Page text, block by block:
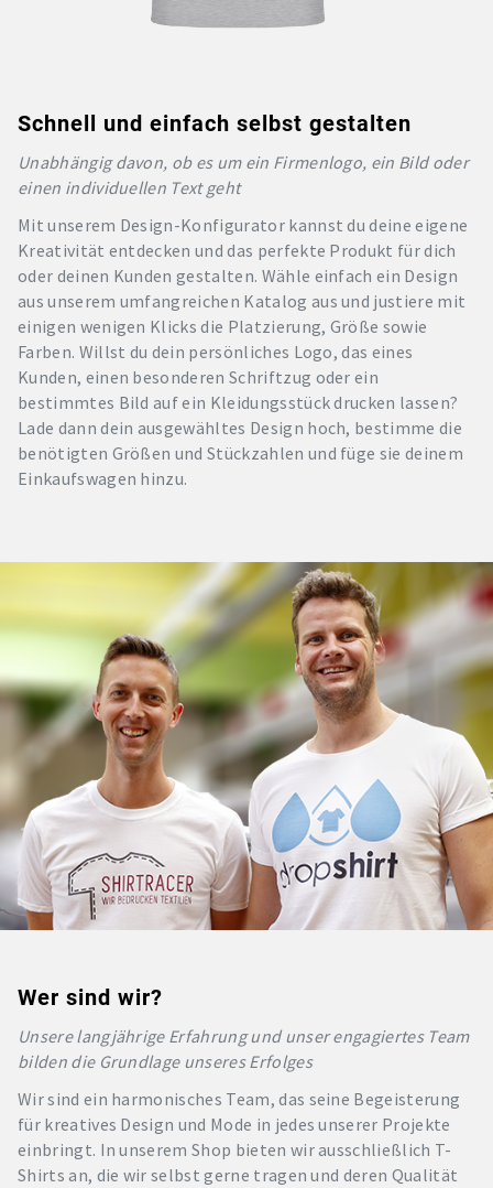
Schnell und einfach selbst gestalten
Unabhängig davon, ob es um ein Firmenlogo, ein Bild oder
einen individuellen Text geht
Mit unserem Design-Konfigurator kannst du deine eigene
Kreativität entdecken und das perfekte Produkt für dich
oder deinen Kunden gestalten. Wähle einfach ein Design
aus unserem umfangreichen Katalog aus und justiere mit
einigen wenigen Klicks die Platzierung, Größe sowie
Farben. Willst du dein persönliches Logo, das eines
Kunden, einen besonderen Schriftzug oder ein
bestimmtes Bild auf ein Kleidungsstück drucken lassen?
Lade dann dein ausgewähltes Design hoch, bestimme die
benötigten Größen und Stückzahlen und füge sie deinem
Einkaufswagen hinzu.
Wer sind wir?
Unsere langjährige Erfahrung und unser engagiertes Team
bilden die Grundlage unseres Erfolges
Wir sind ein harmonisches Team, das seine Begeisterung
für kreatives Design und Mode in jedes unserer Projekte
einbringt. In unserem Shop bieten wir ausschließlich T-
Shirts an, die wir selbst gerne tragen und deren Qualität